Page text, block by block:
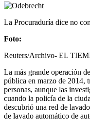
La Procuraduría dice no
Foto:
Reuters/Archivo- EL
La más grande operación
pública en marzo de 2014,
personas, aunque las
cuando la policía de la
descubrió una red de
de lavado automático de